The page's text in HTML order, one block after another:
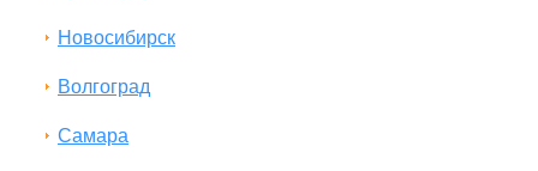
Новосибирск
Волгоград
Самара